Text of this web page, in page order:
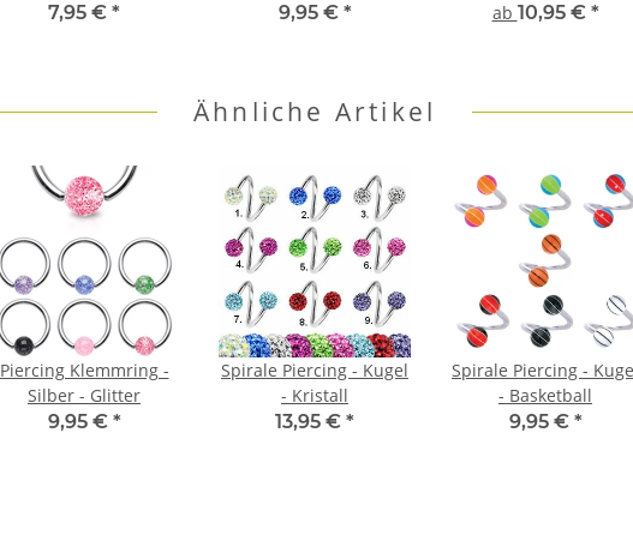
7,95 € *
9,95 € *
ab 10,95 € *
Ähnliche Artikel
Piercing Klemmring -
Silber - Glitter
9,95 € *
Spirale Piercing - Kugel
- Kristall
13,95 € *
Spirale Piercing -
- Basketball
9,95 € *